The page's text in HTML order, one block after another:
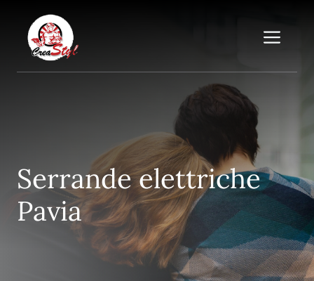
contenuto
Serrande elettriche
Pavia